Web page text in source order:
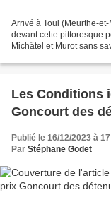
Arrivé à Toul (Meurthe-
devant cette pittoresque
Michâtel et Murot sans
Les Conditions
Goncourt des
Publié le 16/12/2023 à
Par Stéphane Godet